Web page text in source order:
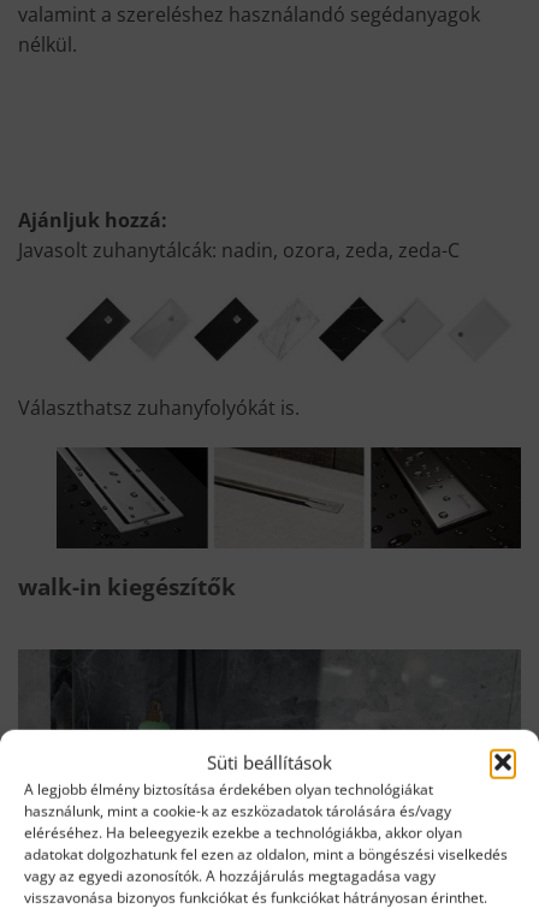
Süti beállítások
A legjobb élmény biztosítása érdekében olyan technológiákat
használunk, mint a cookie-k az eszközadatok tárolására és/vagy
eléréséhez. Ha beleegyezik ezekbe a technológiákba, akkor olyan
adatokat dolgozhatunk fel ezen az oldalon, mint a böngészési viselkedés
vagy az egyedi azonosítók. A hozzájárulás megtagadása vagy
visszavonása bizonyos funkciókat és funkciókat hátrányosan érinthet.
valamint a szereléshez használandó segédanyagok
nélkül.
Ajánljuk hozzá:
Javasolt zuhanytálcák: nadin, ozora, zeda, zeda-C
Választhatsz zuhanyfolyókát is.
walk-in kiegészítők